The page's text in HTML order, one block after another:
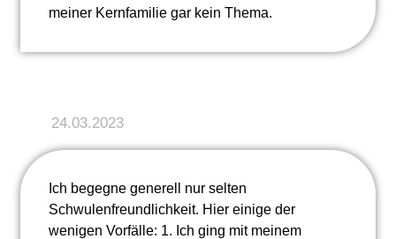
meiner Kernfamilie gar kein Thema.
24.03.2023
Ich begegne generell nur selten
Schwulenfreundlichkeit. Hier einige der
wenigen Vorfälle: 1. Ich ging mit meinem